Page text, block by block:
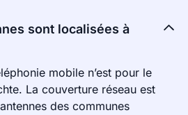
sont localisées à
mobile n’est pour le
La couverture réseau est
des communes